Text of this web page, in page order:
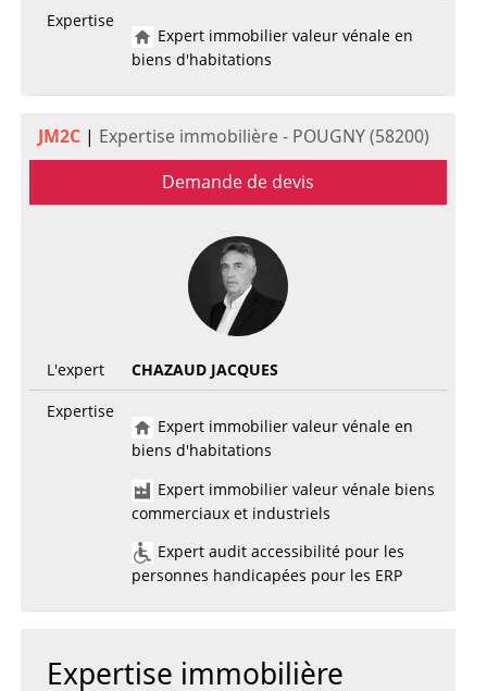
Expertise
Expert immobilier valeur vénale en
biens d'habitations
JM2C| Expertise immobilière - POUGNY (58200)
Demande de devis
L'expert
CHAZAUD JACQUES
Expertise
Expert immobilier valeur vénale en
biens d'habitations
Expert immobilier valeur vénale biens
commerciaux et industriels
Expert audit accessibilité pour les
personnes handicapées pour les ERP
Expertise immobilière